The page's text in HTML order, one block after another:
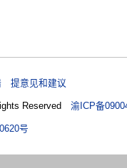
提意见和建议
Reserved渝ICP备
号